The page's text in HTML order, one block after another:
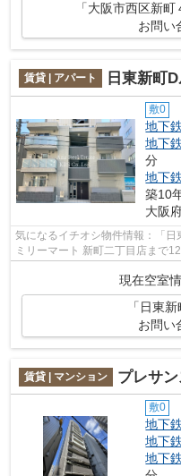
「大阪市西区新
お問い
賃貸 | アパート 日東新町
敷0
地下
地下
分
地下
築10
大阪
気になるイチオシ物件情報：「
ミリーマート 新町二丁目店まで
のが、敷地内ごみ置き場です。物
現在空室
「日東
お問い
賃貸 | マンション プレサ
敷0
地下
地下
地下